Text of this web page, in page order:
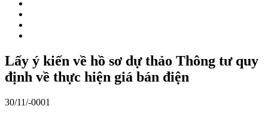
Lấy ý kiến về hồ sơ dự thảo Thông tư quy
định về thực hiện giá bán điện
30/11/-0001